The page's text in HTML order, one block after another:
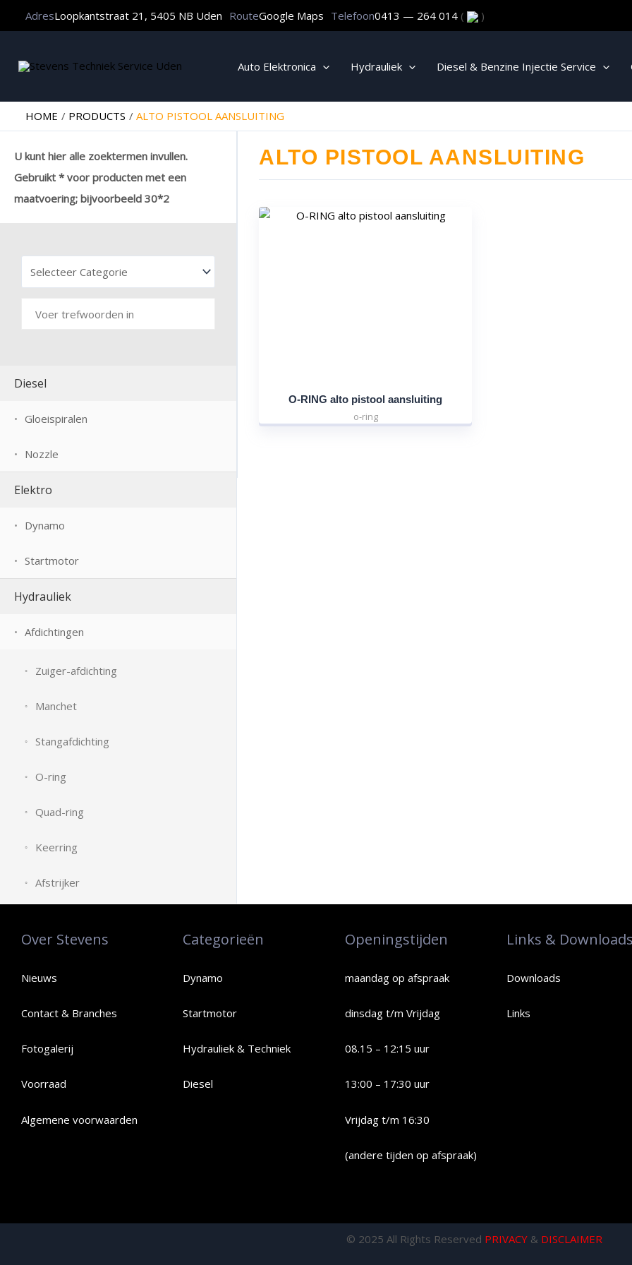
AdresLoopkantstraat 21, 5405 NB Uden RouteGoogle Maps Telefoon0413 — 264 014 ( )
Auto Elektronica Hydrauliek Diesel & Benzine Injectie Service
HOME PRODUCTS ALTO PISTOOL AANSLUITING
U kunt hier alle zoektermen invullen.
Gebruikt * voor producten met een
maatvoering; bijvoorbeeld 30*2
Diesel
Gloeispiralen
Nozzle
Elektro
Dynamo
Startmotor
Hydrauliek
Afdichtingen
Zuiger-afdichting
Manchet
Stangafdichting
O-ring
Quad-ring
Keerring
Afstrijker
ALTO PISTOOL AANSLUITING
O-RING alto pistool aansluiting
o-ring
Over Stevens
Nieuws
Contact & Branches
Fotogalerij
Voorraad
Algemene voorwaarden
Categorieën
Dynamo
Startmotor
Hydrauliek & Techniek
Diesel
Openingstijden
maandag op afspraak
dinsdag t/m Vrijdag
08.15 – 12:15 uur
13:00 – 17:30 uur
Vrijdag t/m 16:30
(andere tijden op afspraak)
Links &
Downloads
Links
© 2025 All Rights Reserved PRIVACY& DISCLAIMER